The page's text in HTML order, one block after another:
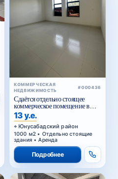
КОММЕРЧЕСКАЯ
НЕДВИЖИМОСТЬ
#000436
Сдаётся отдельно стоящее
коммерческое помещение в
аренду
13 у.е.
Юнусабадский район
1000 м2 • Отдельно стоящие
здания • Аренда
Подробнее